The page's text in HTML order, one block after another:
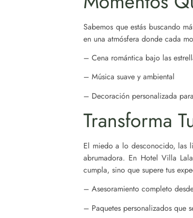
Sabemos que estás buscando
en una atmósfera donde cada
– Cena romántica bajo las
– Música suave y ambiental
– Decoración personalizada
Transforma
El miedo a lo desconocido, las
abrumadora. En Hotel Villa
cumpla, sino que supere tus
– Asesoramiento completo
– Paquetes personalizados que